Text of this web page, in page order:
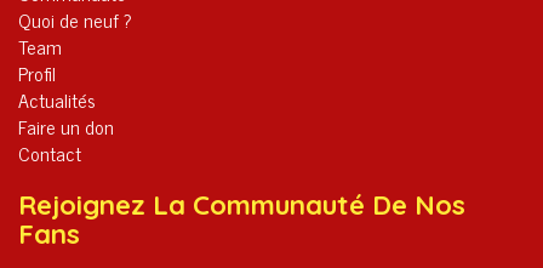
Quoi de neuf ?
Team
Profil
Actualités
Faire un don
Contact
Rejoignez La Communauté De Nos
Fans